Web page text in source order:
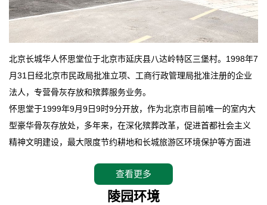
北京长城华人怀思堂位于北京市延庆县八达岭特区三堡村。1998年7
月31日经北京市民政局批准立项、工商行政管理局批准注册的企业
法人，专营骨灰存放和殡葬服务业务。
怀思堂于1999年9月9日9时9分开放，作为北京市目前唯一的室内大
型豪华骨灰存放处，多年来，在深化殡葬改革，促进首都社会主义
精神文明建设，最大限度节约耕地和长城旅游区环境保护等方面进
怀思堂辖区面积15万平方米，整体建筑面积5．8万平方米。主体建
筑有：怀思堂豪华墓室、礼祭大厅、随缘阁、百家姓觅宗长廊等。
查看更多
陵园环境